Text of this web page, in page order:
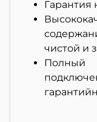
Гарантия
чистой и
Полный